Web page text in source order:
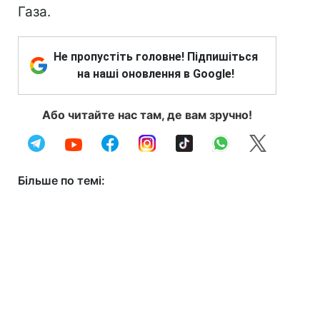
Газа.
Не пропустіть головне! Підпишіться
на наші оновлення в Google!
Або читайте нас там, де вам зручно!
Більше по темі: